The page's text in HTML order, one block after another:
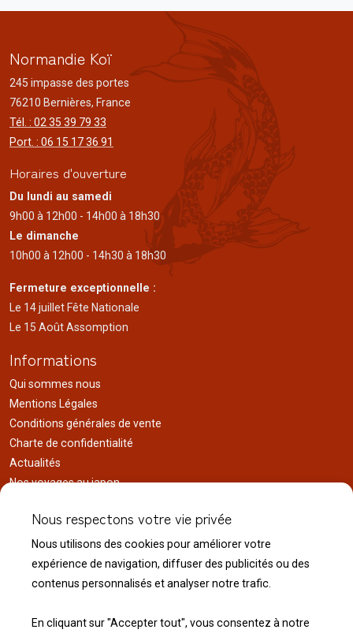
Normandie Koï
245 impasse des portes
76210 Bernières, France
Tél. : 02 35 39 79 33
Port. : 06 15 17 36 91
Horaires d'ouverture
Du lundi au samedi
9h00 à 12h00 - 14h00 à 18h30
Le dimanche
10h00 à 12h00 - 14h30 à 18h30
Fermeture exceptionnelle :
Le 14 juillet Fête Nationale
Le 15 Août Assomption
Informations
Qui sommes nous
Mentions Légales
Conditions générales de vente
Charte de confidentialité
Actualités
Nos voyages au japon
Liens utiles
Service client
Nous contacter
Modalité de retour
Nous respectons votre vie privée
Nous utilisons des cookies pour améliorer votre
expérience de navigation, diffuser des publicités ou des
contenus personnalisés et analyser notre trafic.
En cliquant sur "Accepter tout", vous consentez à notre